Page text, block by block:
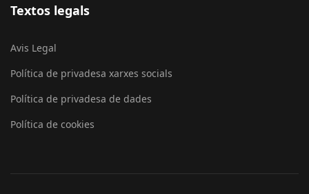
Textos legals
Avis Legal
Política de privadesa xarxes socials
Política de privadesa de dades
Política de cookies